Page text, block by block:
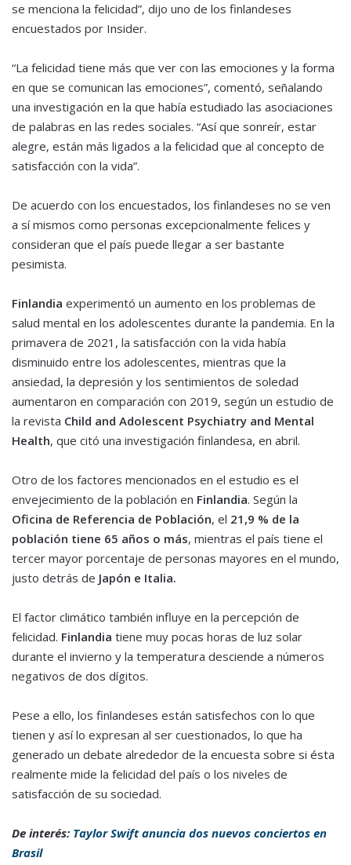
se menciona la felicidad”, dijo uno de los finlandeses
encuestados por Insider.
“La felicidad tiene más que ver con las emociones y la forma
en que se comunican las emociones”, comentó, señalando
una investigación en la que había estudiado las asociaciones
de palabras en las redes sociales. “Así que sonreír, estar
alegre, están más ligados a la felicidad que al concepto de
satisfacción con la vida”.
De acuerdo con los encuestados, los finlandeses no se ven
a sí mismos como personas excepcionalmente felices y
consideran que el país puede llegar a ser bastante
pesimista.
Finlandia experimentó un aumento en los problemas de
salud mental en los adolescentes durante la pandemia. En la
primavera de 2021, la satisfacción con la vida había
disminuido entre los adolescentes, mientras que la
ansiedad, la depresión y los sentimientos de soledad
aumentaron en comparación con 2019, según un estudio de
la revista Child and Adolescent Psychiatry and Mental
Health, que citó una investigación finlandesa, en abril.
Otro de los factores mencionados en el estudio es el
envejecimiento de la población en Finlandia. Según la
Oficina de Referencia de Población, el 21,9 % de la
población tiene 65 años o más, mientras el país tiene el
tercer mayor porcentaje de personas mayores en el mundo,
justo detrás de Japón e Italia.
El factor climático también influye en la percepción de
felicidad. Finlandia tiene muy pocas horas de luz solar
durante el invierno y la temperatura desciende a números
negativos de dos dígitos.
Pese a ello, los finlandeses están satisfechos con lo que
tienen y así lo expresan al ser cuestionados, lo que ha
generado un debate alrededor de la encuesta sobre si ésta
realmente mide la felicidad del país o los niveles de
satisfacción de su sociedad.
De interés: Taylor Swift anuncia dos nuevos conciertos en
Brasil